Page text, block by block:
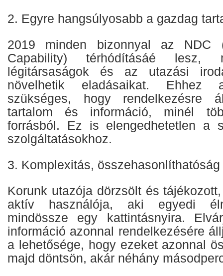
2. Egyre hangsúlyosabb a gazdag
2019 minden bizonnyal az NDC
Capability) térhódításáé
légitársaságok és az utazási
növelhetik eladásaikat.
szükséges, hogy rendelkezésre
tartalom és információ, minél
forrásból. Ez is elengedhetetlen a
szolgáltatásokhoz.
3. Komplexitás, összehasonlíthatóság
Korunk utazója dörzsölt és
aktív használója, aki egyedi
mindössze egy kattintásnyira.
információ azonnal rendelkezésére
a lehetősége, hogy ezeket azonnal
majd döntsön, akár néhány